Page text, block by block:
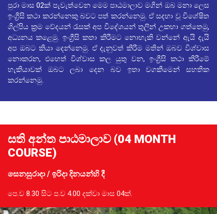
පුරා මාස 02ක් පැවැත්වෙන මෙම පාඨමාලාව මගින් ඔබ මනා ලෙස
ඉංග්‍රීසි කථා කරන්නෙකු බවට පත් කරන්නෙමු. ඒ සදහා වූ විශේෂිත
ශිල්පිය ක්‍රම වේදයන් රැසක් අප විදේශයන් තුලින් උකහා ගත්තෙමු,
අධ්‍යනය කළෙමු. ඉංග්‍රීසි කතා කිරීමට නොහැකි වන්නේ ඇයි දැයි
අප ඔබට කියා දෙන්නෙමු. ඒ දැනුවත් කිරීම මතින් ඔබව විශ්වාස
නොකරන, එහෙත් විශ්වාස කල යුතු වන, ඉංග්‍රීසි කථා කිරීමේ
හැකියාවක් ඔබට ලබා දෙන බව ඉතා වගකීමෙන් සහතික
කරන්නෙමු.
සති අන්ත පාඨමාලාව (04 MONTH
COURSE)
සෙනසුරාදා / ඉරිදා දිනයන්හි දී
පෙ.ව 8.30 සිට ප.ව 4.00 දක්වා මාස 04ක්.